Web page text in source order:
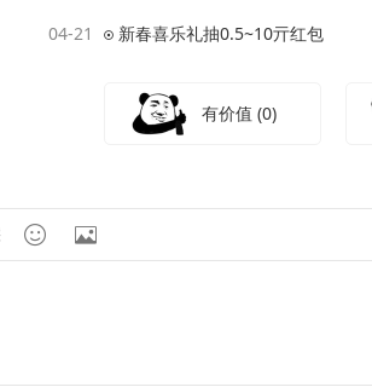
04-21 新春喜乐礼抽0.5~10亓红包
有价值(0)
 